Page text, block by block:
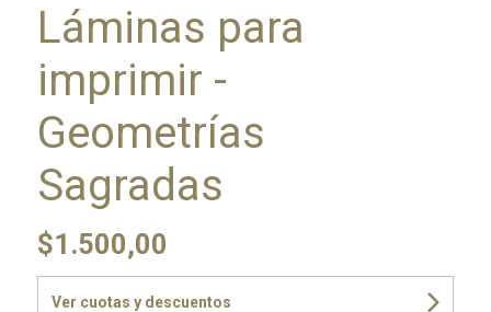
Láminas para
imprimir -
Geometrías
Sagradas
$1.500,00
Ver cuotas y descuentos